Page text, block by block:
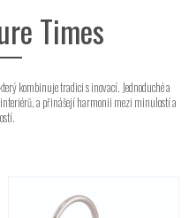
Times
kombinuje tradici s inovací. Jednoduché a
a přinášejí harmonii mezi minulostí a